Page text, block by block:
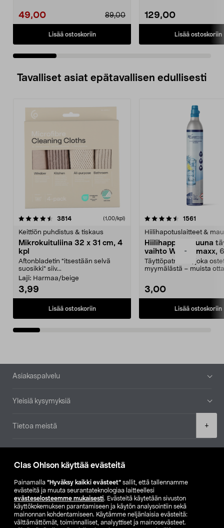
Clas Ohlson käyttää evästeitä
Painamalla ”Hyväksy kaikki evästeet” sallit, että tallennamme
evästeitä ja muuta seurantateknologiaa laitteellesi
evästeselosteemme mukaisesti. Evästeitä käytetään sivuston
käyttökokemuksen parantamiseen ja käytön analysointiin sekä
mainonnan kohdentamiseen. Käytämme neljänlaisia evästeitä:
välttämättömät, toiminnalliset, analyyttiset ja mainosevästeet.
-
+
49,00 89,00
Lisää ostoskoriin
129,00
Lisää ostoskoriin
Tavalliset asiat epätavallisen edullisesti
3814arvostelut (1,00/kpl)
Keittiön puhdistus & tiskaus
Mikrokuituliina 32 x 31 cm, 4
kpl
Aftonbladetin "itsestään selvä
suosikki" siiv...
Laji: Harmaa/beige
3,99
Lisää ostoskoriin
4.5viidestä
1561
Hiilihapotuslaitteet &
Hiilihappopatruuna
vaihto Wassermaxx,
Täyttöpatruuna, joka
myymälästä – muista
3,00
Lisää ostoskoriin
4.5viidestä
Alatunniste
Asiakaspalvelu
Yleisiä kysymyksiä
Tietoa meistä
Etsi myymälä
SE NO FI